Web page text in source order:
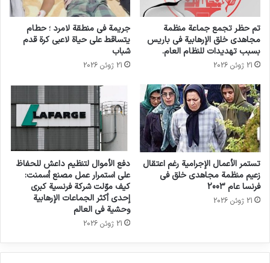
تم حظر تجمع جماعة منظمة
مجاهدي خلق الإرهابية في باريس
بسبب تهديدات للنظام العام.
21 ژوئن 2026
جريمة في منطقة لامرد ؛ حطام
يتساقط على حياة لاعبي كرة قدم
شباب
21 ژوئن 2026
تستمر الأعمال الإجرامية رغم اعتقال
زعيم منظمة مجاهدي خلق في
فرنسا عام 2003
21 ژوئن 2026
دفع الأموال لتنظيم داعش للحفاظ
على استمرار عمل مصنع أسمنت:
كيف موّلت شركة فرنسية كبرى
إحدى أكثر الجماعات الإرهابية
وحشية في العالم
21 ژوئن 2026